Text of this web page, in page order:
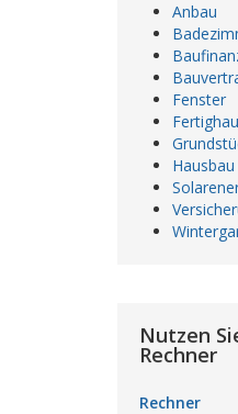
Anbau
Fenster
Hausbau
Nutzen
Rechner
Rechner